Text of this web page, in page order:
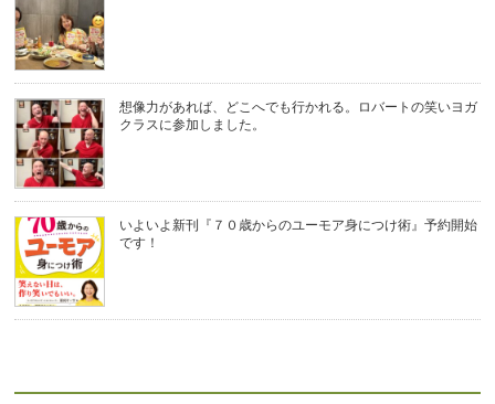
想像力があれば、どこへでも行かれる。ロバートの笑いヨガ
クラスに参加しました。
いよいよ新刊『７０歳からのユーモア身につけ術』予約開始
です！